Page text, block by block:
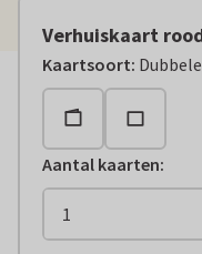
Verhuiskaart
Kaartsoort:
Aantal kaarten: